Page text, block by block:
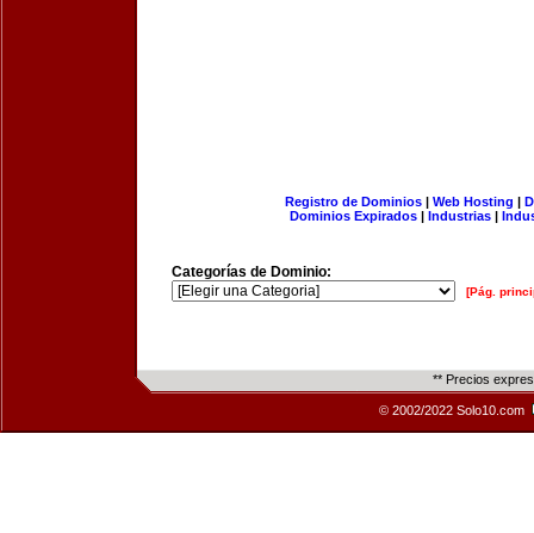
Registro de Dominios| Web Hosting |
Dominios Expirados | Industrias |
Categorías de Dominio:
[Pág.
** Precios
© 2002/2022 Solo10.com